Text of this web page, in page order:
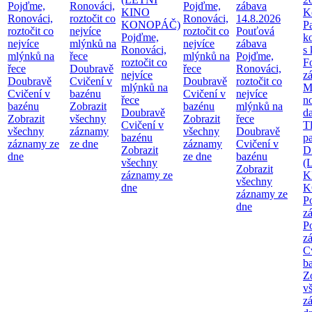
Pojďme,
Ronováci,
roztočit co
nejvíce
mlýnků na
řece
Doubravě
Cvičení v
bazénu
Zobrazit
všechny
záznamy ze
dne
Ronováci,
roztočit co
nejvíce
mlýnků na
řece
Doubravě
Cvičení v
bazénu
Zobrazit
všechny
záznamy
ze dne
KINO
KONOPÁČ)
Pojďme,
Ronováci,
roztočit co
nejvíce
mlýnků na
řece
Doubravě
Cvičení v
bazénu
Zobrazit
všechny
záznamy ze
dne
Pojďme,
Ronováci,
roztočit co
nejvíce
mlýnků na
řece
Doubravě
Cvičení v
bazénu
Zobrazit
všechny
záznamy
ze dne
zábava
14.8.2026
Pouťová
zábava
Pojďme,
Ronováci,
roztočit co
nejvíce
mlýnků na
řece
Doubravě
Cvičení v
bazénu
Zobrazit
všechny
záznamy ze
dne
s